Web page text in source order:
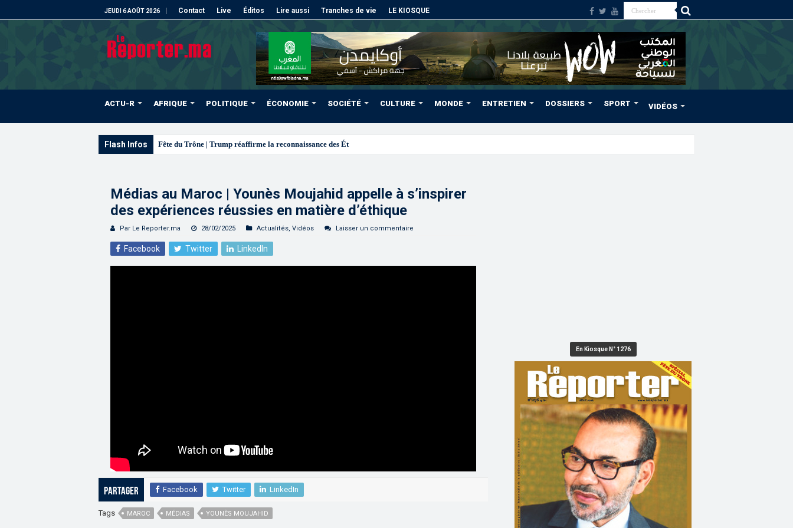
JEUDI 6 AOÛT 2026 Contact Live Éditos Lire aussi Tranches de vie LE KIOSQUE
ACTU-R AFRIQUE POLITIQUE ÉCONOMIE SOCIÉTÉ CULTURE MONDE ENTRETIEN DOSSIERS SPORT VIDÉOS
Flash Infos Fête du Trône | Trump réaffirme la reconnaissance des États-Unis à la souveraineté du Maroc sur l
Médias au Maroc | Younès Moujahid appelle à s’inspirer
des expériences réussies en matière d’éthique
Par Le Reporter.ma 28/02/2025 Actualités, Vidéos Laisser un commentaire
Facebook Twitter LinkedIn
Partager Facebook Twitter LinkedIn
Tags MAROC MÉDIAS YOUNÈS MOUJAHID
En Kiosque N° 1276